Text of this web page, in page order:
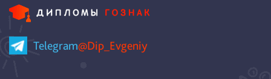
Telegram@Dip_Evgeniy